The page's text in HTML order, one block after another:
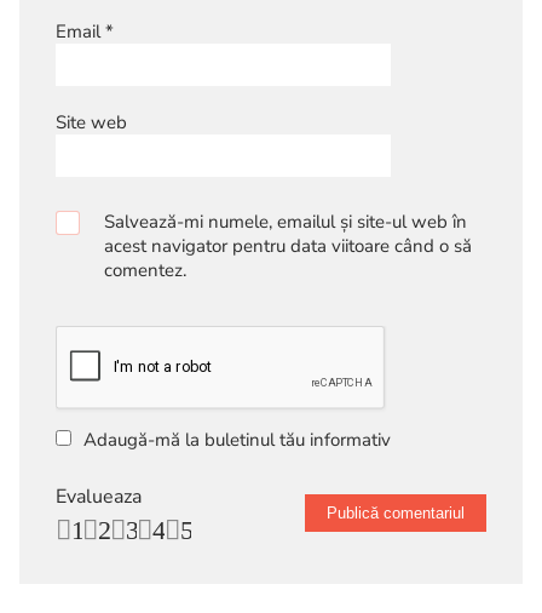
Email*
Site web
Salvează-mi numele, emailul și site-ul web în
acest navigator pentru data viitoare când o să
comentez.
Adaugă-mă la buletinul tău informativ
Evalueaza
5
4
3
2
1